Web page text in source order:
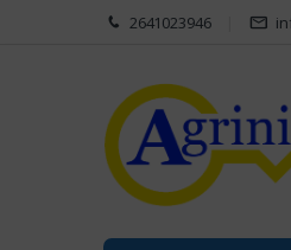
Skip to navigation
Skip to content 2641023946